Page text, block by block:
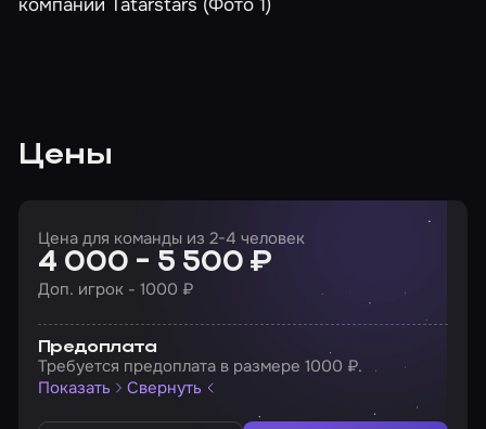
Цены
Цена для команды из 2-4 человек
4 000 - 5 500 ₽
Доп. игрок - 1000 ₽
Предоплата
Требуется предоплата в размере 1000 ₽.
Показать
Свернуть